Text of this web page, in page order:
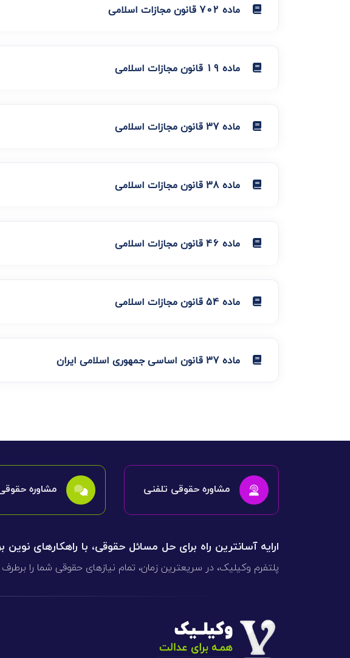
ماده 702 قانون مجازات اسلامی
ماده 19 قانون مجازات اسلامی
ماده 37 قانون مجازات اسلامی
ماده 38 قانون مجازات اسلامی
ماده 46 قانون مجازات اسلامی
ماده 54 قانون مجازات اسلامی
ماده 37 قانون اساسی جمهوری اسلامی ایران
مشاوره حقوقی تلفنی مشاوره
ارایه آسانترین راه برای حل مسائل حقوقی، با راهکارهای
پلتفرم وکیلیک، در سریعترین زمان، تمام نیازهای حقوقی شما را